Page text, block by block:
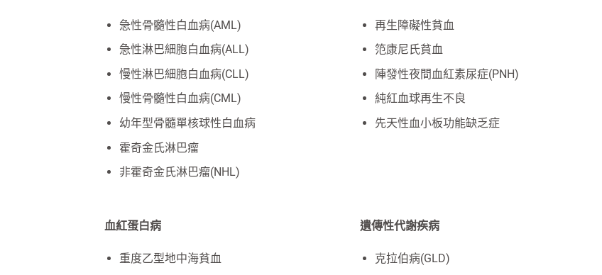
急性骨髓性白血病(AML)
急性淋巴細胞白血病(ALL)
慢性淋巴細胞白血病(CLL)
慢性骨髓性白血病(CML)
幼年型骨髓單核球性白血病
霍奇金氏淋巴瘤
非霍奇金氏淋巴瘤(NHL)
再生障礙性貧血
笵康尼氏貧血
陣發性夜間血紅素尿症(PNH)
純紅血球再生不良
先天性血小板功能缺乏症
血紅蛋白病
重度乙型地中海貧血
遺傳性代謝疾病
克拉伯病(GLD)